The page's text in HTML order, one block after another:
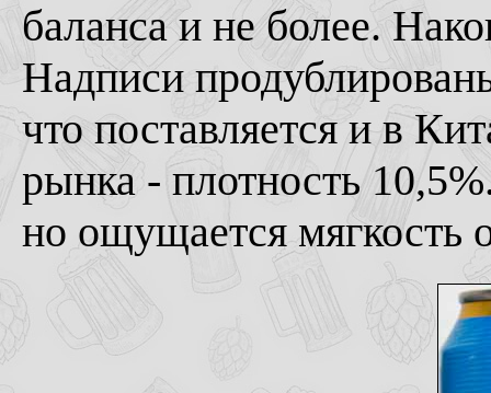
баланса и не более.
Надписи
что поставляется и в
рынка - плотность
но ощущается мягкость